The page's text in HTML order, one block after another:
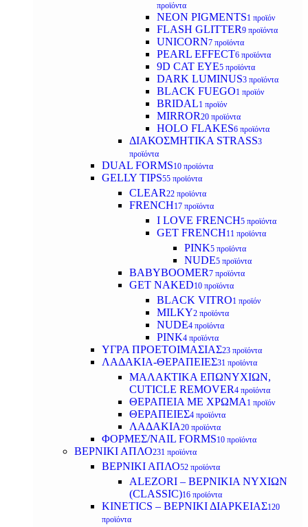
προϊόντα
NEON PIGMENTS1 προϊόν
FLASH GLITTER9 προϊόντα
UNICORN7 προϊόντα
PEARL EFFECT6 προϊόντα
9D CAT EYE5 προϊόντα
DARK LUMINUS3 προϊόντα
BLACK FUEGO1 προϊόν
BRIDAL1 προϊόν
MIRROR20 προϊόντα
HOLO FLAKES6 προϊόντα
ΔΙΑΚΟΣΜΗΤΙΚΑ STRASS3
προϊόντα
DUAL FORMS10 προϊόντα
GELLY TIPS55 προϊόντα
CLEAR22 προϊόντα
FRENCH17 προϊόντα
I LOVE FRENCH5 προϊόντα
GET FRENCH11 προϊόντα
PINK5 προϊόντα
NUDE5 προϊόντα
BABYBOOMER7 προϊόντα
GET NAKED10 προϊόντα
BLACK VITRO1 προϊόν
MILKY2 προϊόντα
NUDE4 προϊόντα
PINK4 προϊόντα
ΥΓΡΑ ΠΡΟΕΤΟΙΜΑΣΙΑΣ23 προϊόντα
ΛΑΔΑΚΙΑ-ΘΕΡΑΠΕΙΕΣ31 προϊόντα
ΜΑΛΑΚΤΙΚΑ ΕΠΩΝΥΧΙΩΝ,
CUTICLE REMOVER4 προϊόντα
ΘΕΡΑΠΕΙΑ ΜΕ ΧΡΩΜΑ 1 προϊόν
ΘΕΡΑΠΕΙΕΣ4 προϊόντα
ΛΑΔΑΚΙΑ20 προϊόντα
ΦΟΡΜΕΣ/NAIL FORMS10 προϊόντα
ΒΕΡΝΙΚΙ ΑΠΛΟ231 προϊόντα
ΒΕΡΝΙΚΙ ΑΠΛΟ52 προϊόντα
ALEZORI – ΒΕΡΝΙΚΙΑ ΝΥΧΙΩΝ
(CLASSIC)16 προϊόντα
KINETICS – ΒΕΡΝΙΚΙ ΔΙΑΡΚΕΙΑΣ120
προϊόντα